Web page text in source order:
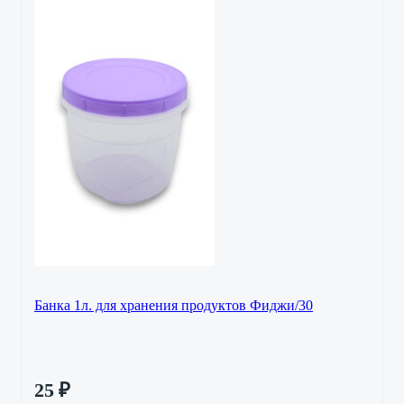
Банка 1л. для хранения продуктов Фиджи/30
25 ₽